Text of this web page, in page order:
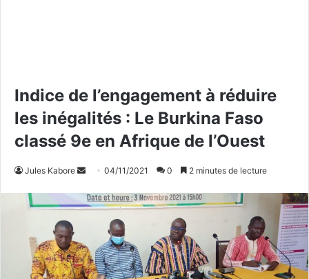
Indice de l’engagement à réduire
les inégalités : Le Burkina Faso
classé 9e en Afrique de l’Ouest
Jules Kabore
v
e
r
04/11/2021 0 2 minutes de lecture